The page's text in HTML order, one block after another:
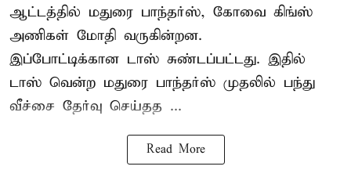
ஆட்டத்தில் மதுரை பாந்தர்ஸ், கோவை கிங்ஸ்
அணிகள் மோதி வருகின்றன.
இப்போட்டிக்கான டாஸ் சுண்டப்பட்டது. இதில்
டாஸ் வென்ற மதுரை பாந்தர்ஸ் முதலில் பந்து
வீச்சை தேர்வு செய்தத ...
Read More